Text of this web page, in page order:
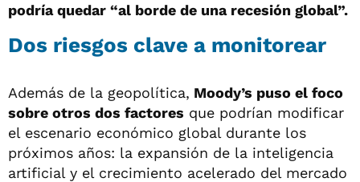
podría quedar “al borde de una recesión global”.
Dos riesgos clave a monitorear
Además de la geopolítica, Moody’s puso el foco
sobre otros dos factores que podrían modificar
el escenario económico global durante los
próximos años: la expansión de la inteligencia
artificial y el crecimiento acelerado del mercado